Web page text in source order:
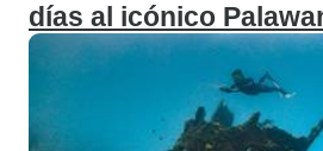
días al icónico